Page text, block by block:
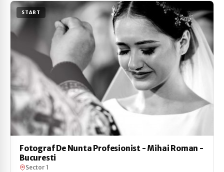
START
Fotograf De Nunta Profesionist - Mihai Roman -
Bucuresti
Sector 1